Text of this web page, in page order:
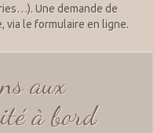
Une demande de
via le formulaire en ligne.
aux
à bord